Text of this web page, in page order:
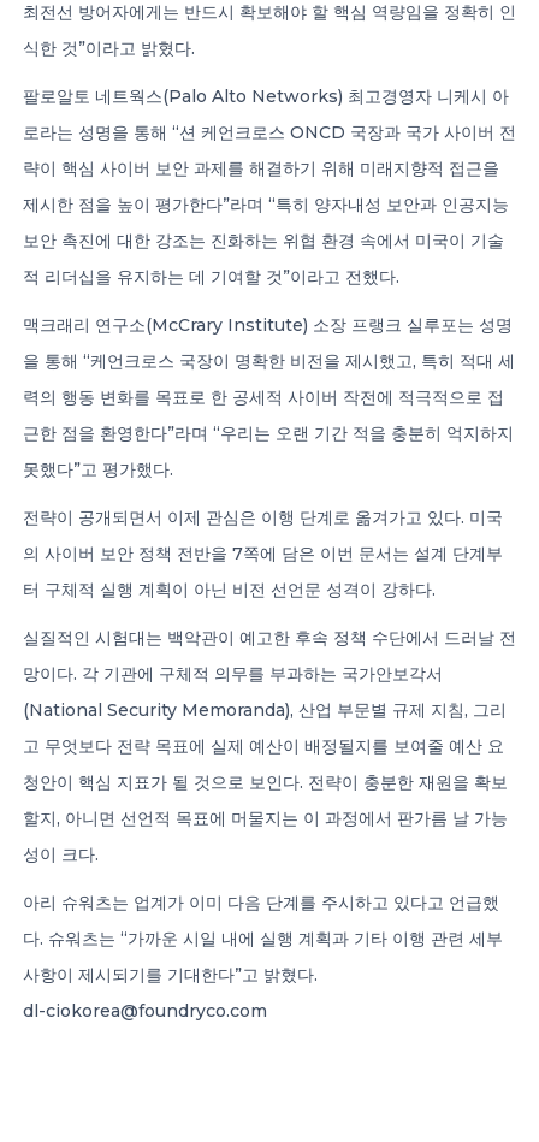
최전선 방어자에게는 반드시 확보해야 할 핵심 역량임을 정확히 인
식한 것”이라고 밝혔다.
팔로알토 네트웍스(Palo Alto Networks) 최고경영자 니케시 아
로라는 성명을 통해 “션 케언크로스 ONCD 국장과 국가 사이버 전
략이 핵심 사이버 보안 과제를 해결하기 위해 미래지향적 접근을
제시한 점을 높이 평가한다”라며 “특히 양자내성 보안과 인공지능
보안 촉진에 대한 강조는 진화하는 위협 환경 속에서 미국이 기술
적 리더십을 유지하는 데 기여할 것”이라고 전했다.
맥크래리 연구소(McCrary Institute) 소장 프랭크 실루포는 성명
을 통해 “케언크로스 국장이 명확한 비전을 제시했고, 특히 적대 세
력의 행동 변화를 목표로 한 공세적 사이버 작전에 적극적으로 접
근한 점을 환영한다”라며 “우리는 오랜 기간 적을 충분히 억지하지
못했다”고 평가했다.
전략이 공개되면서 이제 관심은 이행 단계로 옮겨가고 있다. 미국
의 사이버 보안 정책 전반을 7쪽에 담은 이번 문서는 설계 단계부
터 구체적 실행 계획이 아닌 비전 선언문 성격이 강하다.
실질적인 시험대는 백악관이 예고한 후속 정책 수단에서 드러날 전
망이다. 각 기관에 구체적 의무를 부과하는 국가안보각서
(National Security Memoranda), 산업 부문별 규제 지침, 그리
고 무엇보다 전략 목표에 실제 예산이 배정될지를 보여줄 예산 요
청안이 핵심 지표가 될 것으로 보인다. 전략이 충분한 재원을 확보
할지, 아니면 선언적 목표에 머물지는 이 과정에서 판가름 날 가능
성이 크다.
아리 슈워츠는 업계가 이미 다음 단계를 주시하고 있다고 언급했
다. 슈워츠는 “가까운 시일 내에 실행 계획과 기타 이행 관련 세부
사항이 제시되기를 기대한다”고 밝혔다.
dl-ciokorea@foundryco.com